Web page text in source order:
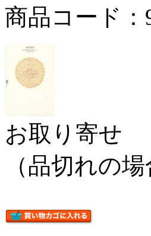
商品コード：
お取り寄せ
（品切れの